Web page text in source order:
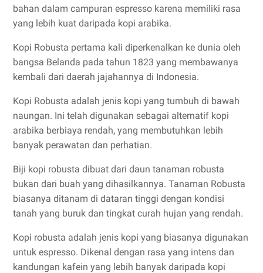
bahan dalam campuran espresso karena memiliki rasa
yang lebih kuat daripada kopi arabika.
Kopi Robusta pertama kali diperkenalkan ke dunia oleh
bangsa Belanda pada tahun 1823 yang membawanya
kembali dari daerah jajahannya di Indonesia.
Kopi Robusta adalah jenis kopi yang tumbuh di bawah
naungan. Ini telah digunakan sebagai alternatif kopi
arabika berbiaya rendah, yang membutuhkan lebih
banyak perawatan dan perhatian.
Biji kopi robusta dibuat dari daun tanaman robusta
bukan dari buah yang dihasilkannya. Tanaman Robusta
biasanya ditanam di dataran tinggi dengan kondisi
tanah yang buruk dan tingkat curah hujan yang rendah.
Kopi robusta adalah jenis kopi yang biasanya digunakan
untuk espresso. Dikenal dengan rasa yang intens dan
kandungan kafein yang lebih banyak daripada kopi